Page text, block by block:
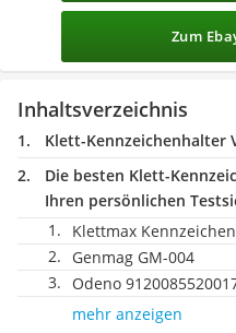
Zum
Inhaltsverzeichnis
Klett-Kennzeichenhalter
Die besten Klett-
Ihren persönlichen
Klettmax
Genmag ‎GM-004
Odeno
mehr anzeigen